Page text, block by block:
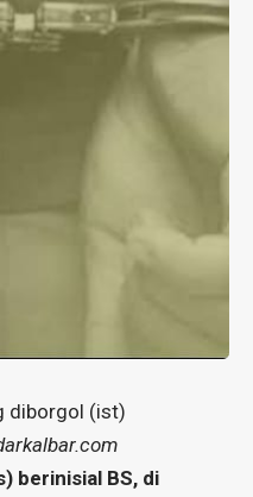
diborgol (ist)
berinisial BS, di